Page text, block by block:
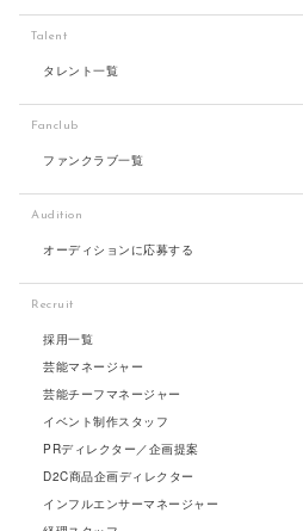
Talent
タレント一覧
Fanclub
ファンクラブ一覧
Audition
オーディションに応募する
Recruit
採用一覧
芸能マネージャー
芸能チーフマネージャー
イベント制作スタッフ
PRディレクター／企画提案
D2C商品企画ディレクター
インフルエンサーマネージャー